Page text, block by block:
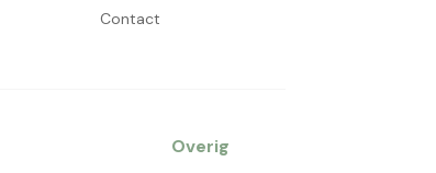
Contact
Overig